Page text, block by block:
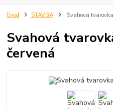
Úvod STAVBA Svahová
Svahová
červená